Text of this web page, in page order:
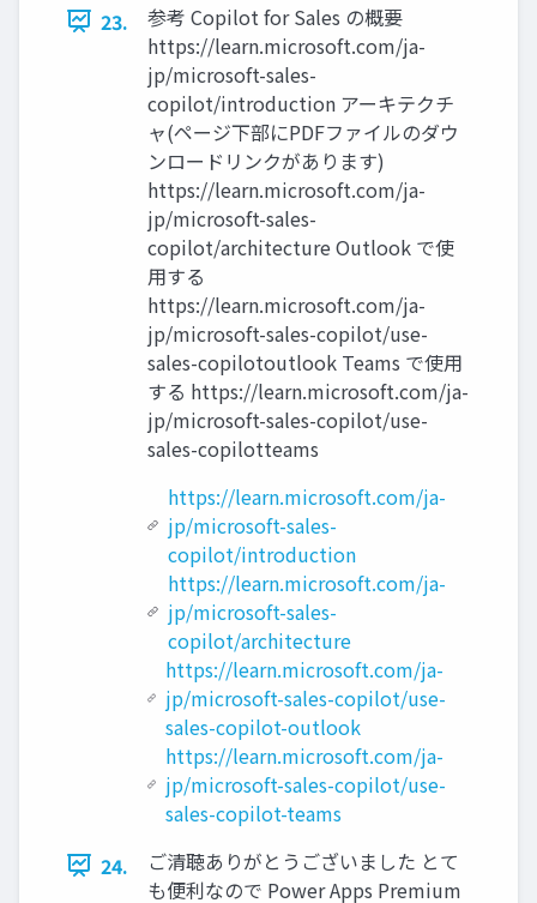
23.
参考 Copilot for Sales の概要
https://learn.microsoft.com/ja-
jp/microsoft-sales-
copilot/introduction アーキテクチ
ャ(ページ下部にPDFファイルのダウ
ンロードリンクがあります)
https://learn.microsoft.com/ja-
jp/microsoft-sales-
copilot/architecture Outlook で使
用する
https://learn.microsoft.com/ja-
jp/microsoft-sales-copilot/use-
sales-copilotoutlook Teams で使用
する https://learn.microsoft.com/ja-
jp/microsoft-sales-copilot/use-
sales-copilotteams
https://learn.microsoft.com/ja-
jp/microsoft-sales-
copilot/introduction
https://learn.microsoft.com/ja-
jp/microsoft-sales-
copilot/architecture
https://learn.microsoft.com/ja-
jp/microsoft-sales-copilot/use-
sales-copilot-outlook
https://learn.microsoft.com/ja-
jp/microsoft-sales-copilot/use-
sales-copilot-teams
24.
ご清聴ありがとうございました とて
も便利なので Power Apps Premium